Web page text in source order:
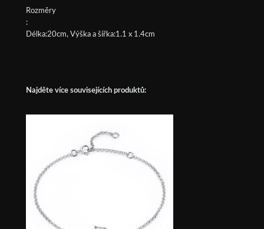
Rozměry
:
Délka:20cm, Výška a šířka:1.1 x 1.4cm
Najděte více souvisejících produktů: